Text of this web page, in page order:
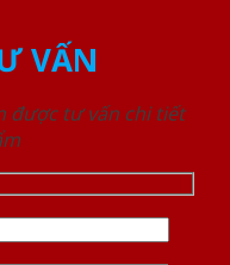
VẤN
được tư vấn chi tiết